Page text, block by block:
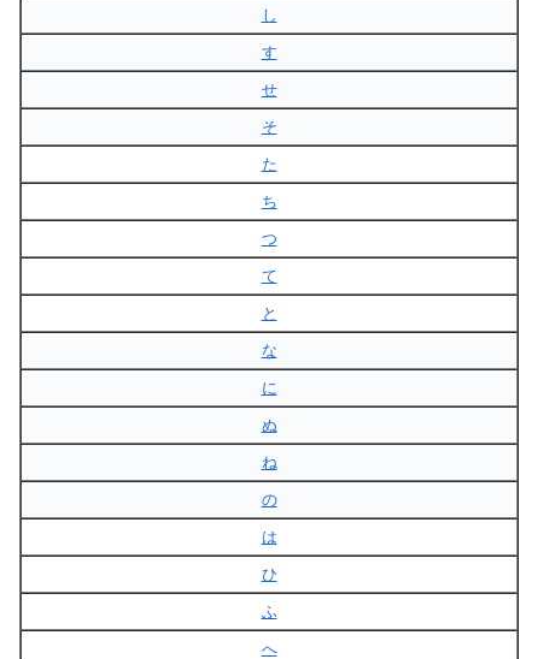
し
す
せ
そ
た
ち
つ
て
と
な
に
ぬ
ね
の
は
ひ
ふ
へ